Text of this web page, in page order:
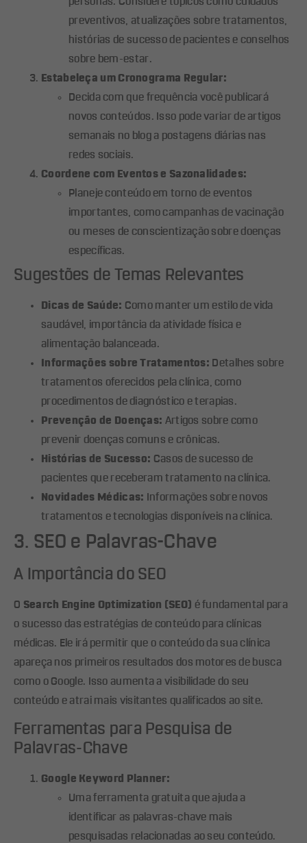
preventivos, atualizações sobre tratamentos,
histórias de sucesso de pacientes e conselhos
sobre bem-estar.
Estabeleça um Cronograma Regular:
Decida com que frequência você publicará
novos conteúdos. Isso pode variar de artigos
semanais no blog a postagens diárias nas
redes sociais.
Coordene com Eventos e Sazonalidades:
Planeje conteúdo em torno de eventos
importantes, como campanhas de vacinação
ou meses de conscientização sobre doenças
específicas.
Sugestões de Temas Relevantes
Dicas de Saúde: Como manter um estilo de vida
saudável, importância da atividade física e
alimentação balanceada.
Informações sobre Tratamentos: Detalhes sobre
tratamentos oferecidos pela clínica, como
procedimentos de diagnóstico e terapias.
Prevenção de Doenças: Artigos sobre como
prevenir doenças comuns e crônicas.
Histórias de Sucesso: Casos de sucesso de
pacientes que receberam tratamento na clínica.
Novidades Médicas: Informações sobre novos
tratamentos e tecnologias disponíveis na clínica.
3. SEO e Palavras-Chave
A Importância do SEO
O Search Engine Optimization (SEO) é fundamental para
o sucesso das estratégias de conteúdo para clínicas
médicas. Ele irá permitir que o conteúdo da sua clínica
apareça nos primeiros resultados dos motores de busca
como o Google. Isso aumenta a visibilidade do seu
conteúdo e atrai mais visitantes qualificados ao site.
Ferramentas para Pesquisa de
Palavras-Chave
Google Keyword Planner:
Uma ferramenta gratuita que ajuda a
identificar as palavras-chave mais
pesquisadas relacionadas ao seu conteúdo.